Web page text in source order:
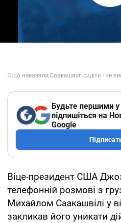
Будьте першими у
підпишіться на
Google
Віце-президент США
телефонній розмові з
Михайлом Саакашвілі у
закликав його уникати